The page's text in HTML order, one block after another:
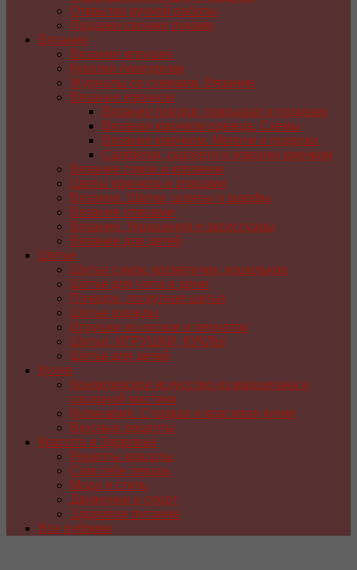
Открытки ручной работы
Подарки своими руками
Вязание
Вязание игрушек
Куколки Амигуруми
Журналы со схемами. Вязание
Вязание крючком
Вязание пледов, покрывал и подушек
Вязаная крючком одежда. Схемы
Вязание крючком. Мелочи и поделки
Салфетки, скатерти и коврики крючком
Вязание сумок и корзинок
Цветы крючком и спицами
Вязание. Шапки, шляпы и шарфы
Вязание спицами
Вязание. Украшения и аксессуары
Вязание для детей
Шитье
Шитье сумок, косметичек, кошельков
Шитье для уюта в доме
Пэчворк, лоскутное шитье
Шитье одежды
Игрушки из носков и перчаток
Шитье. ИГРУШКИ, КУКЛЫ
Шитье для детей
Кухня
Кондитерское искусство из марципана и
сахарной мастики
Кулинария. Сладкая и красивая кухня
Вкусные рецепты
Красота и Здоровье
Рецепты красоты
Сам себе лекарь
Мода и стиль
Движение и спорт
Здоровое питание
Все рубрики